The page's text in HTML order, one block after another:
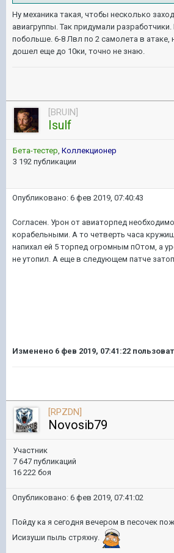
Ну механика такая, чтобы несколько
авиагруппы. Так придумали
побольше. 6-8 Лвл по 2 самолета в атаке,
дошел еще до 10ки, точно не знаю.
[BRUIN]
Isulf
Бета-тестер, Коллекционер
3 192 публикации
Опубликовано: 6 фев 2019, 07:40:43
Согласен. Урон от авиаторпед
корабельными. А то четверть часа
напихал ей 5 торпед огромным пОтом, а
не утопил. А еще в следующем патче
Изменено 6 фев 2019, 07:41:22
[RPZDN]
Novosib79
Участник
7 647 публикаций
16 222 боя
Опубликовано: 6 фев 2019, 07:41:02
Пойду ка я сегодня вечером в песочек
Исизуши пыль стряхну.